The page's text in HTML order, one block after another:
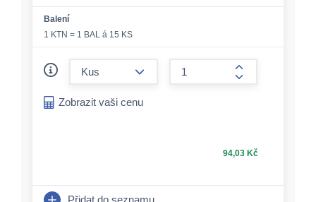
Balení
1 KTN = 1 BAL á 15 KS
form.increase-
Zobrazit vaši cenu
94,03 Kč
Přidat do seznamu